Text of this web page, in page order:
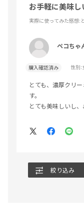
お手軽に美味し
実際に使ってみた感想:
ペコちゃ
購入確認済み 性別:
とても、濃厚クリ
す。
とても美味しいし
絞り込み